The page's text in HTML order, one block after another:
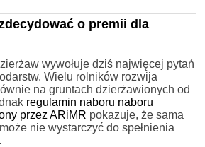
o premii dla
wywołuje dziś najwięcej pytań
Wielu rolników rozwija
na gruntach dzierżawionych od
regulamin naboru naboru
przez ARiMR pokazuje, że sama
nie wystarczyć do spełnienia